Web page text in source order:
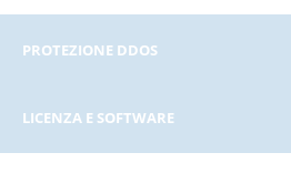
PROTEZIONE DDOS
LICENZA E SOFTWARE